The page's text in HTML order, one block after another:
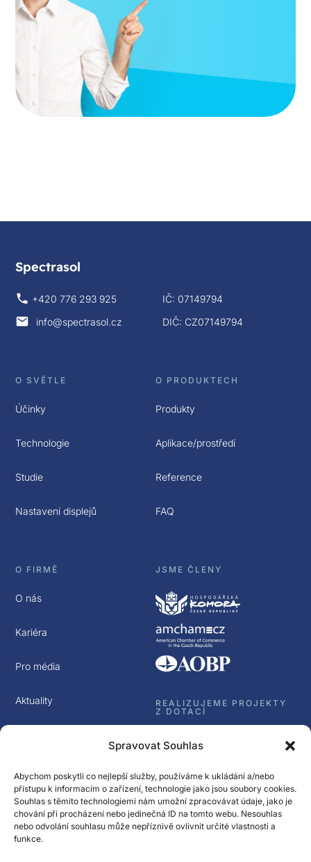
Spravovat Souhlas
Abychom poskytli co nejlepší služby, používáme k ukládání a/nebo
přístupu k informacím o zařízení, technologie jako jsou soubory cookies.
Souhlas s těmito technologiemi nám umožní zpracovávat údaje, jako je
chování při procházení nebo jedinečná ID na tomto webu. Nesouhlas
nebo odvolání souhlasu může nepříznivě ovlivnit určité vlastnosti a
funkce.
Spectrasol
+420 776 293 925
info@spectrasol.cz
IČ: 07149794
DIČ: CZ07149794
O SVĚTLE
Účinky
Technologie
Studie
Nastavení displejů
O PRODUKTECH
Produkty
Aplikace/prostředí
Reference
FAQ
O FIRMĚ
O nás
Kariéra
Pro média
Aktuality
JSME ČLENY
REALIZUJEME PROJEKTY
Z DOTACÍ